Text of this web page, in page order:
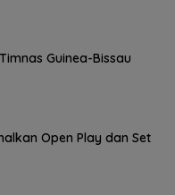
Guinea-Bissau
Open Play dan Set